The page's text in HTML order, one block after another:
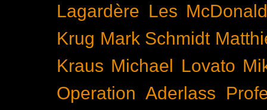
Lagardère Les
Krug Mark Schmidt
Kraus Michael Lovato
Operation Aderlass